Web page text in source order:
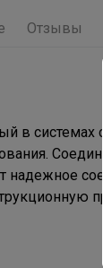
Отзывы
в системах
надежное